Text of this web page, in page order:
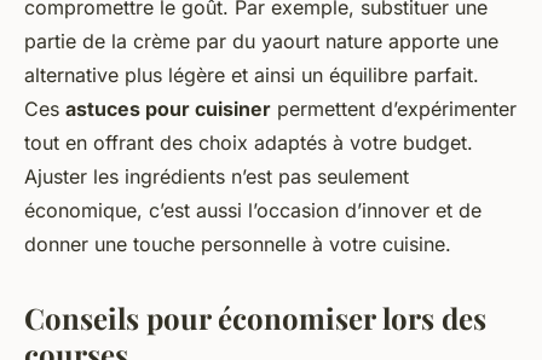
compromettre le goût. Par exemple, substituer une
partie de la crème par du yaourt nature apporte une
alternative plus légère et ainsi un équilibre parfait.
Ces astuces pour cuisiner permettent d’expérimenter
tout en offrant des choix adaptés à votre budget.
Ajuster les ingrédients n’est pas seulement
économique, c’est aussi l’occasion d’innover et de
donner une touche personnelle à votre cuisine.
Conseils pour économiser lors des